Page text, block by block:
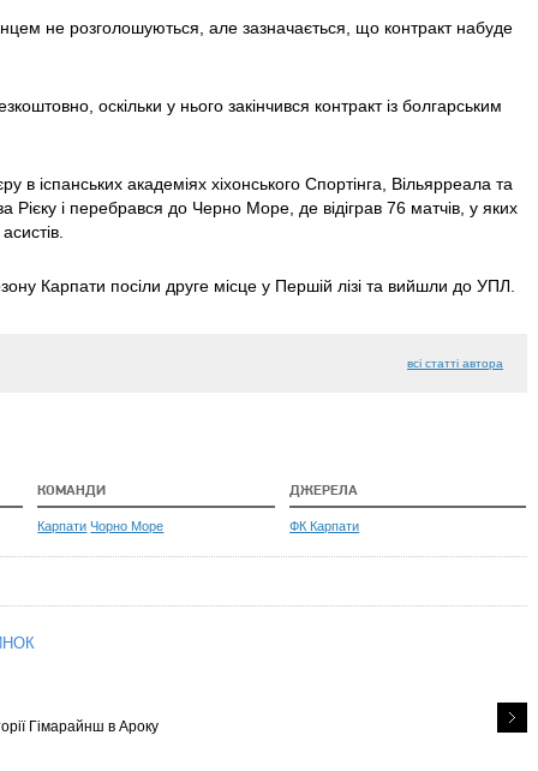
не розголошуються, але зазначається, що контракт набуде
оскільки у нього закінчився контракт із болгарським
в іспанських академіях хіхонського Спортінга, Вільярреала та
Рієку і перебрався до Черно Море, де відіграв 76 матчів, у яких
Карпати посіли друге місце у Першій лізі та вийшли до УПЛ.
всі статті автора
КОМАНДИ
Карпати Чорно Море
ДЖЕРЕЛА
ФК Карпати
Гімарайнш в Ароку